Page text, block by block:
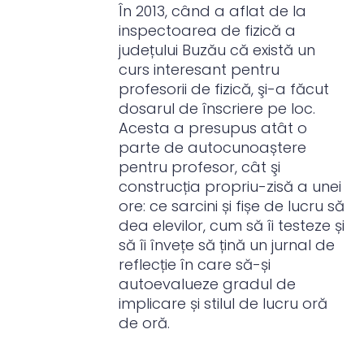
În 2013, când a aflat de la
inspectoarea de fizică a
județului Buzău că există un
curs interesant pentru
profesorii de fizică, şi-a făcut
dosarul de înscriere pe loc.
Acesta a presupus atât o
parte de autocunoaștere
pentru profesor, cât şi
construcția propriu-zisă a unei
ore: ce sarcini și fișe de lucru să
dea elevilor, cum să îi testeze și
să îi învețe să țină un jurnal de
reflecție în care să-și
autoevalueze gradul de
implicare și stilul de lucru oră
de oră.